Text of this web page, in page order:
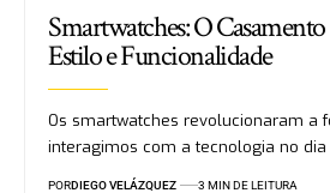
Smartwatches: O
Estilo e Funcionalidade
Os smartwatches revolucionaram a
interagimos com a tecnologia no
PORDIEGO VELÁZQUEZ 3 MIN DE LEITURA